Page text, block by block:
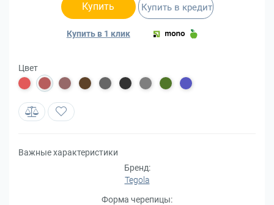
Купить
Купить в 1 клик
Купить в кредит
Цвет
Важные характеристики
Бренд:
Tegola
Форма черепицы: